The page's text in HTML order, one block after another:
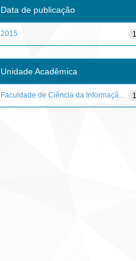
Data de publicação
1
2015
Unidade Acadêmica
1
Faculdade de Ciência da Informaçã...